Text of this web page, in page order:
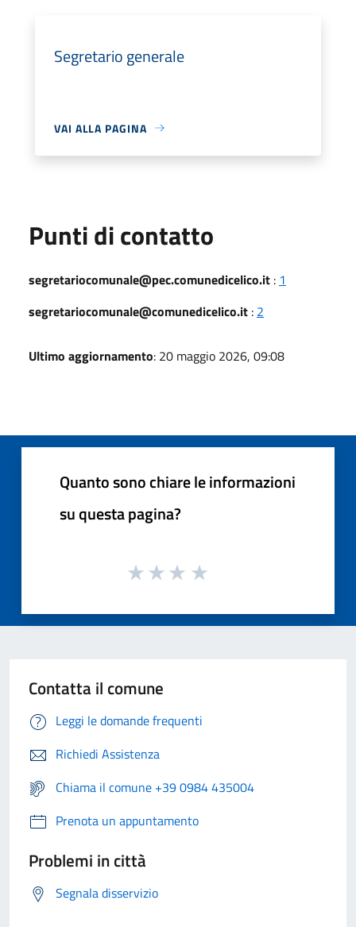
Segretario generale
VAI ALLA PAGINA
Punti di contatto
segretariocomunale@pec.comunedicelico.it : 1
segretariocomunale@comunedicelico.it : 2
Ultimo aggiornamento: 20 maggio 2026, 09:08
Quanto sono chiare le informazioni
su questa pagina?
Contatta il comune
Leggi le domande frequenti
Richiedi Assistenza
Chiama il comune +39 0984 435004
Prenota un appuntamento
Problemi in città
Segnala disservizio